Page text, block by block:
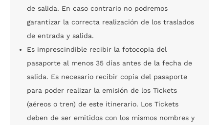
de salida. En caso contrario no podremos
garantizar la correcta realización de los traslados
de entrada y salida.
Es imprescindible recibir la fotocopia del
pasaporte al menos 35 días antes de la fecha de
salida. Es necesario recibir copia del pasaporte
para poder realizar la emisión de los Tickets
(aéreos o tren) de este itinerario. Los Tickets
deben de ser emitidos con los mismos nombres y